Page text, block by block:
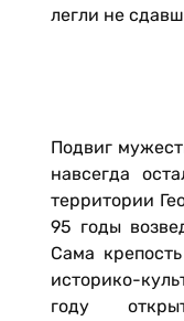
легли не
Подвиг
навсегда
территории
95 годы
Сама
историко-
году